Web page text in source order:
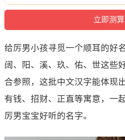
给厉男小孩寻觅一个顺耳的好
阔、阳、溪、玖、佑、世这些
合参照，这批中文汉字能体现
有钱、招财、正直等寓意，一
厉男宝宝好听的名字。